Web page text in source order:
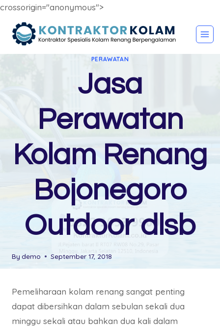
crossorigin="anonymous">
PERAWATAN
Jasa
Perawatan
Kolam Renang
Bojonegoro
Outdoor dlsb
By demo September 17, 2018
Pemeliharaan kolam renang sangat penting
dapat dibersihkan dalam sebulan sekali dua
minggu sekali atau bahkan dua kali dalam